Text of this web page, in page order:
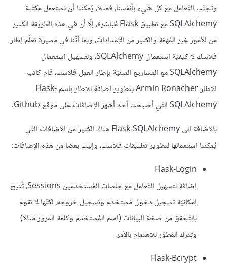
وتجنّب التّعامل مع كل شيء بأنفسنا، فمثلا، يُمكننا أن نستعمل مكتبة
SQLAlchemy مع تطبيق Flask مُباشرة، إلّا أن في هذه الطّريقة الكثير
من الأمور غير المُهمّة والكثير من الإعدادات، وبما أنّنا في مسيرة تعلّم إطار
فلاسك لا كيفيّة استعمال SQLAlchemy، ولتسهيل استعمال
SQLAlchemy مع المشاريع المبنيّة بإطار العمل فلاسك، قام كاتب
الإطار Armin Ronacher بتطوير إضافة للإطار باسم Flask-
SQLAlchemy التّي أصبحت أحد أشهر الإضافات على موقع Github.
بالإضافة إلى Flask-SQLAlchemy هناك الكثير من الإضافات التّي
يُمكننا استعمالها لتطوير تطبيقات فلاسك، وإليك بعضا من هذه الإضافات:
Flask-Login
إضافة لتسهيل التّعامل مع جلسات المُستخدمين Sessions، تُتيح
إمكانيّة تسجيل دخول مُستخدم وتسجيل خروجه، لكنّها لا تقوم
بالتّحقق من صحّة البيانات (اسم المُستخدم وكلمة المرور مثالا)
وتترك المُطوّر للاهتمام بالأمر.
Flask-Bcrypt